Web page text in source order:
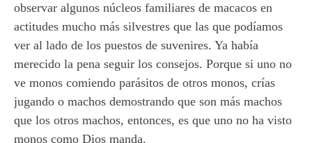
observar algunos núcleos familiares de macacos en
actitudes mucho más silvestres que las que podíamos
ver al lado de los puestos de suvenires. Ya había
merecido la pena seguir los consejos. Porque si uno no
ve monos comiendo parásitos de otros monos, crías
jugando o machos demostrando que son más machos
que los otros machos, entonces, es que uno no ha visto
monos como Dios manda.